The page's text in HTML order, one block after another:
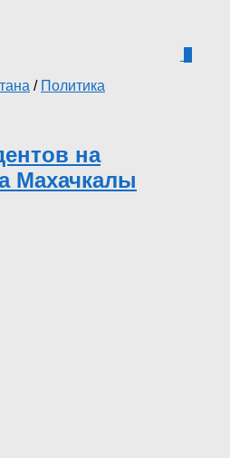
/ Политика
на
Махачкалы